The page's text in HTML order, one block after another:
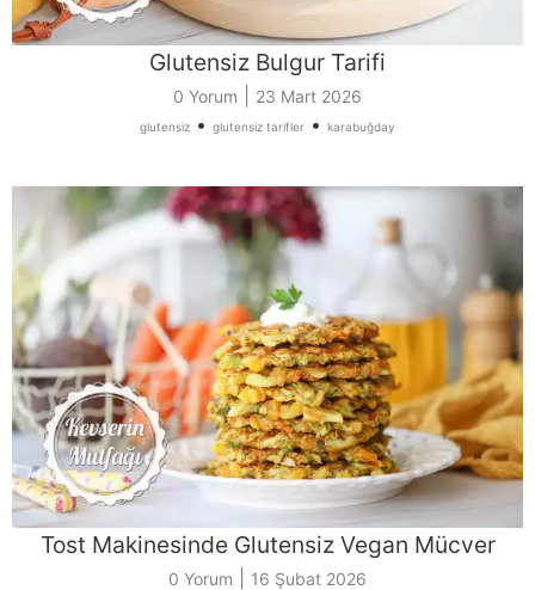
Glutensiz Bulgur Tarifi
0 Yorum 23 Mart 2026
glutensiz • glutensiz tarifler • karabuğday
Tost Makinesinde Glutensiz Vegan Mücver
0 Yorum 16 Şubat 2026